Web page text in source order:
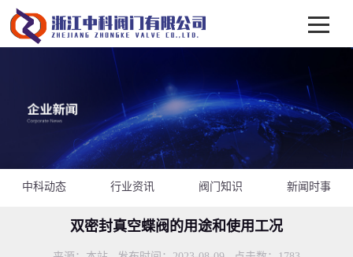
中科动态 行业资讯 阀门知识 新闻时事
双密封真空蝶阀的用途和使用工况